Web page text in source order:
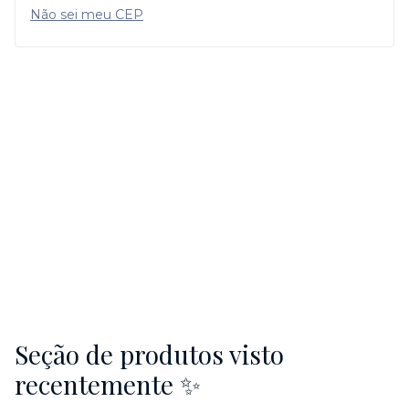
Não sei meu CEP
Seção de produtos visto
recentemente ✨